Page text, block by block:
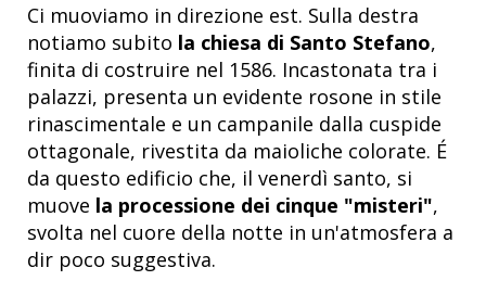
Ci muoviamo in direzione est. Sulla destra
notiamo subito la chiesa di Santo Stefano,
finita di costruire nel 1586. Incastonata tra i
palazzi, presenta un evidente rosone in stile
rinascimentale e un campanile dalla cuspide
ottagonale, rivestita da maioliche colorate. É
da questo edificio che, il venerdì santo, si
muove la processione dei cinque "misteri",
svolta nel cuore della notte in un'atmosfera a
dir poco suggestiva.